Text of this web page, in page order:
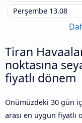
Perşembe 13.08
Tiran
noktasına
fiyatlı dönem
Önümüzdeki 30 gün
arası en uygun